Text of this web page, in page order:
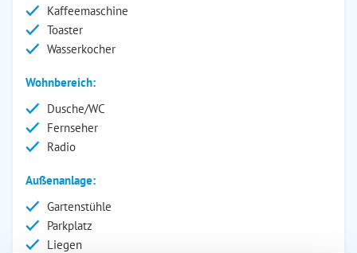
Kaffeemaschine
Toaster
Wasserkocher
Wohnbereich:
Dusche/WC
Fernseher
Radio
Außenanlage:
Gartenstühle
Parkplatz
Liegen